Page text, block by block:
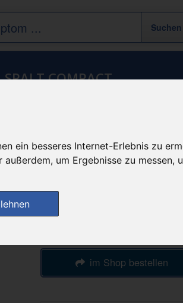
ein besseres Internet-Erlebnis zu
um Ergebnisse zu messen,
SPALT COMPACT
günstigster Produktpreis ab
6,47 €
im Shop bestellen